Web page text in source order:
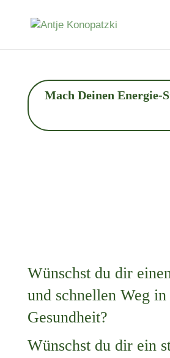
Mach Deinen Energie-
Wünschst du dir
und schnellen Weg in
Gesundheit?
Wünschst du dir ein